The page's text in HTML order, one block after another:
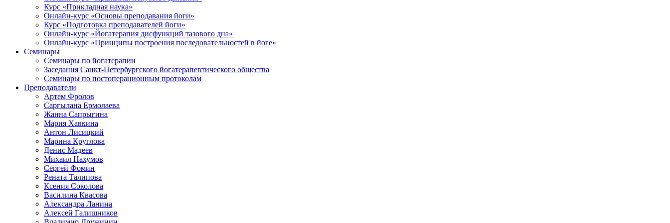
Курс «Прикладная наука»
Онлайн-курс «Основы преподавания йоги»
Курс «Подготовка преподавателей йоги»
Онлайн-курс «Йогатерапия дисфункций тазового дна»
Онлайн-курс «Принципы построения последовательностей в йоге»
Семинары
Семинары по йогатерапии
Заседания Санкт-Петербургского йогатерапевтического общества
Семинары по постоперационным протоколам
Преподаватели
Артем Фролов
Саргылана Ермолаева
Жанна Сапрыгина
Мария Хавкина
Антон Лисицкий
Марина Круглова
Денис Мадеев
Михаил Нахумов
Сергей Фомин
Рената Талипова
Ксения Соколова
Василина Квасова
Александра Ланина
Алексей Галишников